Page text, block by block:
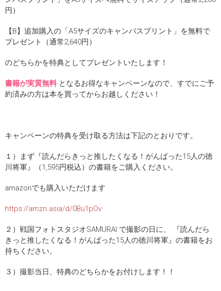
円）
【B】追加購入の「A5サイズのキャンバスプリント」を無料で
プレゼント（通常2,640円）
のどちらかを特典としてプレゼントいたします！
書籍が実質無料 となるお得なキャンペーンなので、すでにご予
約済みの方は本を買ってからお越しください！
キャンペーンの特典を受け取る方法は下記のとおりです。
１）まず『読んだらきっと推したくなる！がんばった15人の徳
川将軍』（1,595円税込）の書籍をご購入ください。
amazonでも購入いただけます
https://amzn.asia/d/0Bu1pOv
２）戦国フォトスタジオSAMURAI で撮影の日に、 『読んだら
きっと推したくなる！がんばった15人の徳川将軍』の書籍をお
持ちください。
３）撮影当日、特典のどちらかをお付けします！！